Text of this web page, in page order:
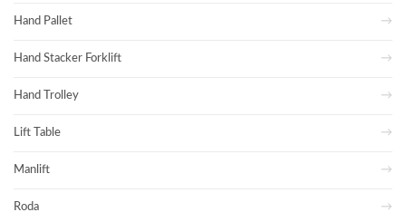
Hand Pallet
Hand Stacker Forklift
Hand Trolley
Lift Table
Manlift
Roda